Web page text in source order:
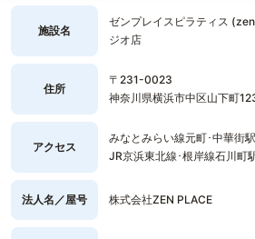
施設名
ゼンプレイスピラティス
ジオ店
住所
〒231-0023
神奈川県横浜市中区山下町
アクセス
みなとみらい線元町･中華街
JR京浜東北線･根岸線石川町
法人名／屋号 株式会社ZEN PLACE